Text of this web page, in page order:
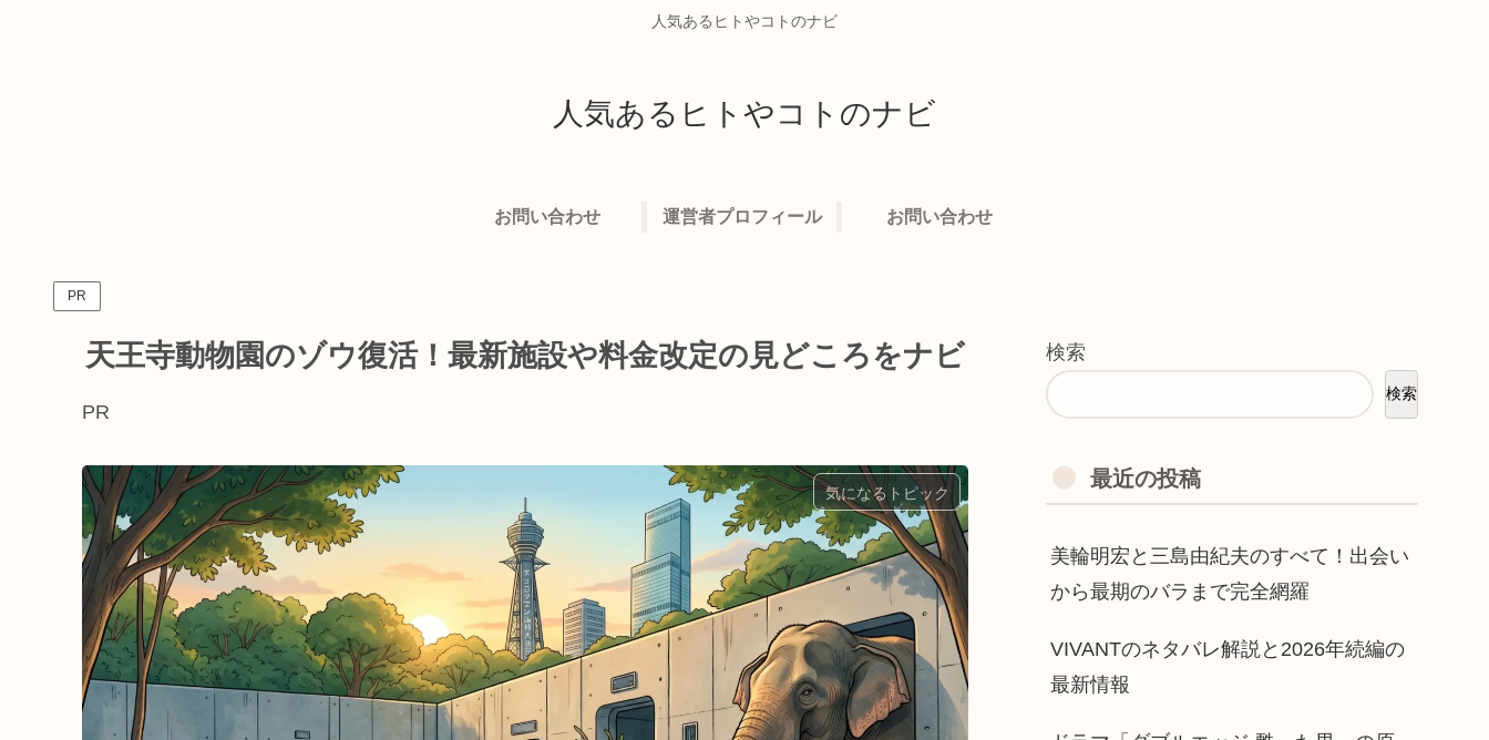
人気あるヒトやコトのナビ
人気あるヒトやコトのナビ
お問い合わせ 運営者プロフィール お問い合わせ
PR
天王寺動物園のゾウ復活！最新施設や料金改定の見どころをナビ
PR
気になるトピック
検索
検索
最近の投稿
美輪明宏と三島由紀夫のすべて！出会い
から最期のバラまで完全網羅
VIVANTのネタバレ解説と2026年続編の
最新情報